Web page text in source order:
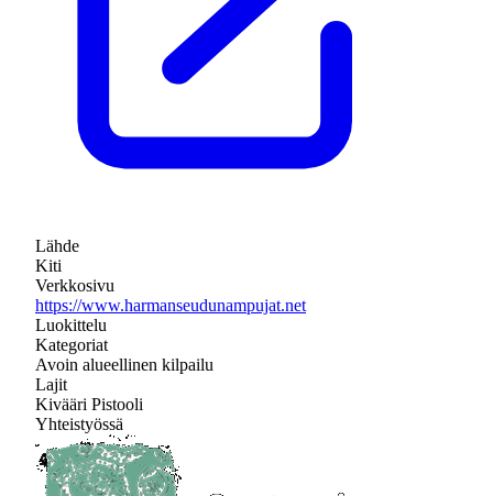
Lähde
Kiti
Verkkosivu
https://www.harmanseudunampujat.net
Luokittelu
Kategoriat
Avoin alueellinen kilpailu
Lajit
Kivääri Pistooli
Yhteistyössä